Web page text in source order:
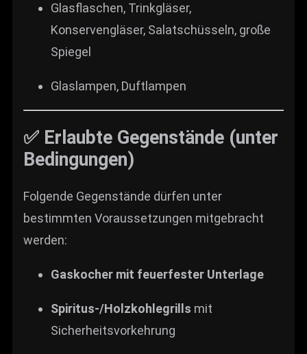
Glasflaschen, Trinkgläser,
Konservengläser, Salatschüsseln, große
Spiegel
Glaslampen, Duftlampen
✅ Erlaubte Gegenstände (unter
Bedingungen)
Folgende Gegenstände dürfen unter
bestimmten Voraussetzungen mitgebracht
werden:
Gaskocher mit feuerfester Unterlage
Spiritus-/Holzkohlegrills mit
Sicherheitsvorkehrung